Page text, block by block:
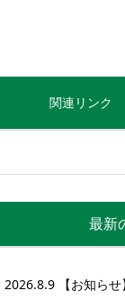
関連リンク
最新
2026.8.9 【お知ら